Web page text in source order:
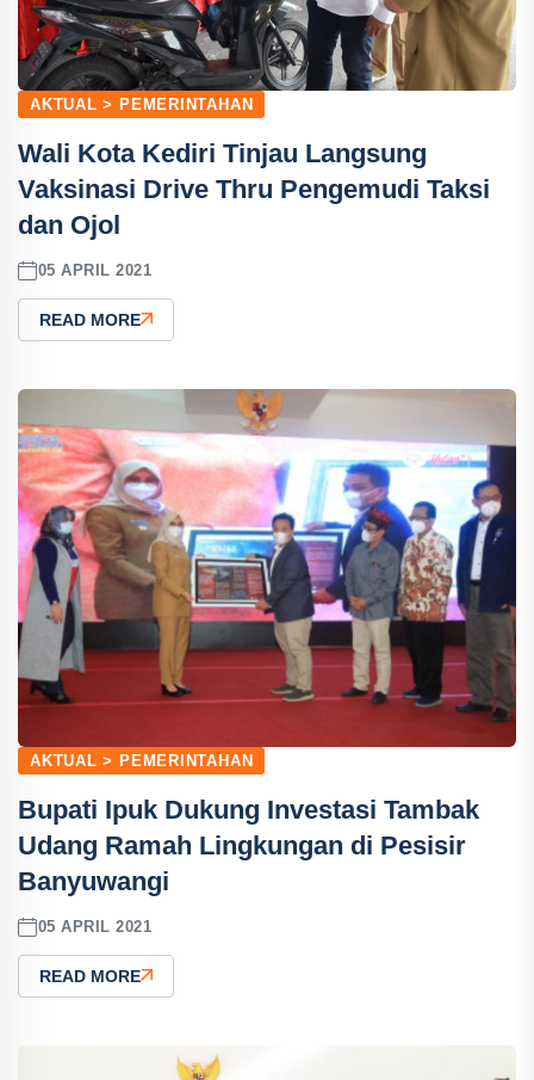
AKTUAL > PEMERINTAHAN
Wali Kota Kediri Tinjau Langsung
Vaksinasi Drive Thru Pengemudi Taksi
dan Ojol
05 APRIL 2021
READ MORE
AKTUAL > PEMERINTAHAN
Bupati Ipuk Dukung Investasi Tambak
Udang Ramah Lingkungan di Pesisir
Banyuwangi
05 APRIL 2021
READ MORE